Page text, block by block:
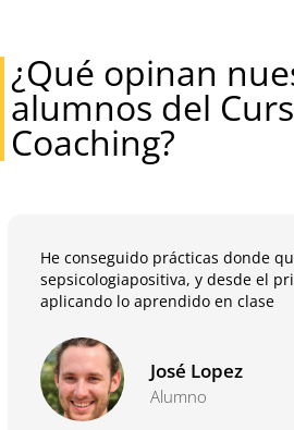
¿Qué opinan
alumnos del
Coaching?
He conseguido prácticas donde
sepsicologiapositiva, y desde el
aplicando lo aprendido en clase
José Lopez
Alumno